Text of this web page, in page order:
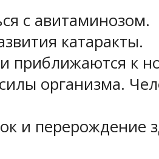
с авитаминозом.
катаракты.
приближаются к
организма.
и перерождение